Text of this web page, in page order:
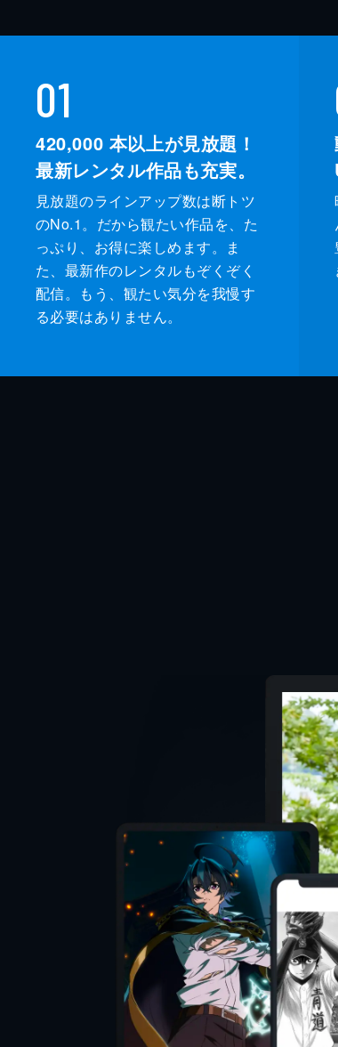
01
420,000 本以上が見放題！
最新レンタル作品も充実。
見放題のラインアップ数は断トツ
のNo.1。だから観たい作品を、た
っぷり、お得に楽しめます。ま
た、最新作のレンタルもぞくぞく
配信。もう、観たい気分を我慢す
る必要はありません。